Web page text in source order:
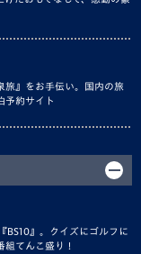
旅』をお手伝い。国内の旅
予約サイト
BS10』。クイズにゴルフに
組てんこ盛り！